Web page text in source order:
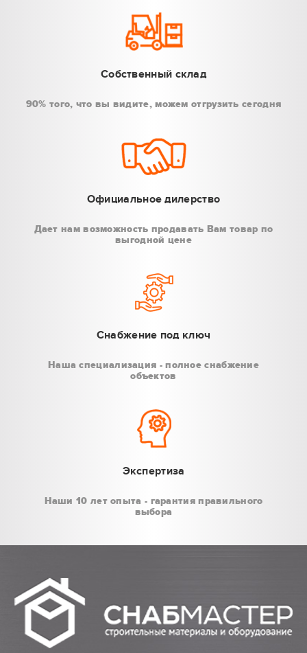
Собственный склад
90% того, что вы видите, можем отгрузить сегодня
Официальное дилерство
Дает нам возможность продавать Вам товар по
выгодной цене
Снабжение под ключ
Наша специализация - полное снабжение
объектов
Экспертиза
Наши 10 лет опыта - гарантия правильного
выбора